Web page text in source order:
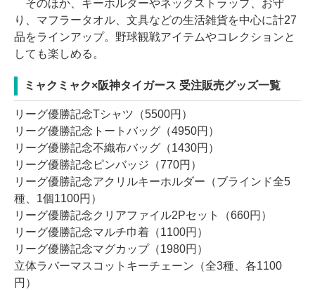
そのほか、キーホルダーやネックストラップ、お守
り、マフラータオル、文具などの生活雑貨を中心に計27
品をラインアップ。野球観戦アイテムやコレクションと
しても楽しめる。
ミャクミャク×阪神タイガース 受注販売グッズ一覧
リーグ優勝記念Tシャツ（5500円）
リーグ優勝記念トートバッグ（4950円）
リーグ優勝記念不織布バッグ（1430円）
リーグ優勝記念ピンバッジ（770円）
リーグ優勝記念アクリルキーホルダー（ブラインド全5
種、1個1100円）
リーグ優勝記念クリアファイル2Pセット（660円）
リーグ優勝記念マルチ巾着（1100円）
リーグ優勝記念マグカップ（1980円）
立体ラバーマスコットキーチェーン（全3種、各1100
円）